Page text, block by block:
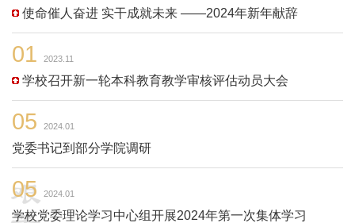
使命催人奋进 实干成就未来 ——2024年新年献辞
01 2023.11
学校召开新一轮本科教育教学审核评估动员大会
05 2024.01
党委书记到部分学院调研
05 2024.01
学校党委理论学习中心组开展2024年第一次集体学习